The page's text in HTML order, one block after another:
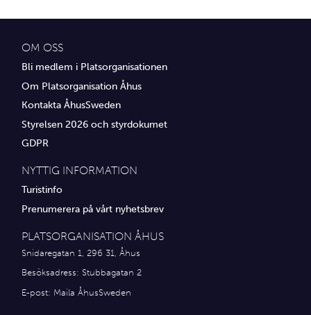
Övrig service
OM OSS
Bli medlem i Platsorganisationen
Om Platsorganisation Åhus
Kontakta ÅhusSweden
Styrelsen 2026 och styrdokumet
GDPR
NYTTIG INFORMATION
Turistinfo
Prenumerera på vårt nyhetsbrev
PLATSORGANISATION ÅHUS
Snidaregatan 1, 296 31, Åhus
Besöksadress: Stubbagatan 2
E-post: Maila ÅhusSweden